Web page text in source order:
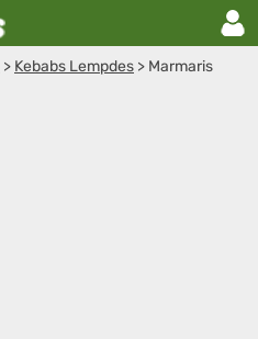
> Kebabs Lempdes > Marmaris